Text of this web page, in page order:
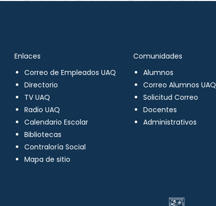
Enlaces
Correo de Empleados UAQ
Directorio
TV UAQ
Radio UAQ
Calendario Escolar
Bibliotecas
Contraloría Social
Mapa de sitio
Comunidades
Alumnos
Correo Alumnos UAQ
Solicitud Correo
Docentes
Administrativos